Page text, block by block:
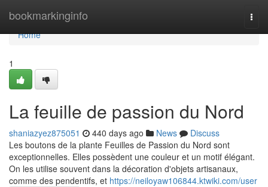
bookmarkinginfo
Home
Home
1
La feuille de passion du Nord
shaniazyez875051 440 days ago News
Discuss
Les boutons de la plante Feuilles de Passion du Nord sont
exceptionnelles. Elles possèdent une couleur et un motif élégant.
On les utilise souvent dans la décoration d'objets artisanaux,
comme des pendentifs, et https://neiloyaw106844.ktwiki.com/user